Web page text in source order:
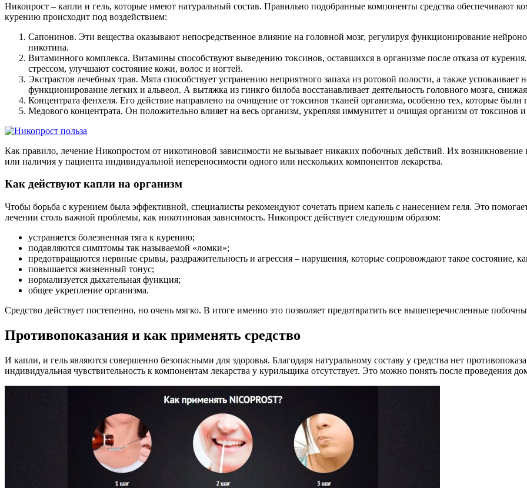
Никопрост – капли и гель, которые имеют натуральный состав. Правильно подобранные компоненты средства обеспечивают
курению происходит под воздействием:
Сапонинов. Эти вещества оказывают непосредственное влияние на головной мозг, регулируя функционирование
никотина.
Витаминного комплекса. Витамины способствуют выведению токсинов, оставшихся в организме после отказа от
стрессом, улучшают состояние кожи, волос и ногтей.
Экстрактов лечебных трав. Мята способствует устранению неприятного запаха из ротовой полости, а также
функционирование легких и альвеол. А вытяжка из гинкго билоба восстанавливает деятельность головного мозга,
Концентрата фенхеля. Его действие направлено на очищение от токсинов тканей организма, особенно тех, которые
Медового концентрата. Он положительно влияет на весь организм, укрепляя иммунитет и очищая организм от токсинов
Как правило, лечение Никопростом от никотиновой зависимости не вызывает никаких побочных действий. Их возникновение
или наличия у пациента индивидуальной непереносимости одного или нескольких компонентов лекарства.
Как действуют капли на организм
Чтобы борьба с курением была эффективной, специалисты рекомендуют сочетать прием капель с нанесением геля. Это
лечении столь важной проблемы, как никотиновая зависимость. Никопрост действует следующим образом:
устраняется болезненная тяга к курению;
подавляются симптомы так называемой «ломки»;
предотвращаются нервные срывы, раздражительность и агрессия – нарушения, которые сопровождают такое состояние,
повышается жизненный тонус;
нормализуется дыхательная функция;
общее укрепление организма.
Средство действует постепенно, но очень мягко. В итоге именно это позволяет предотвратить все вышеперечисленные
Противопоказания и как применять средство
И капли, и гель являются совершенно безопасными для здоровья. Благодаря натуральному составу у средства нет
индивидуальная чувствительность к компонентам лекарства у курильщика отсутствует. Это можно понять после проведения